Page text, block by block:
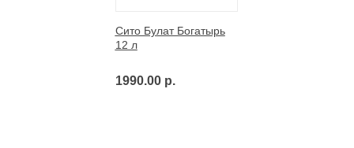
Сито Булат Богатырь
12 л
1990.00 р.